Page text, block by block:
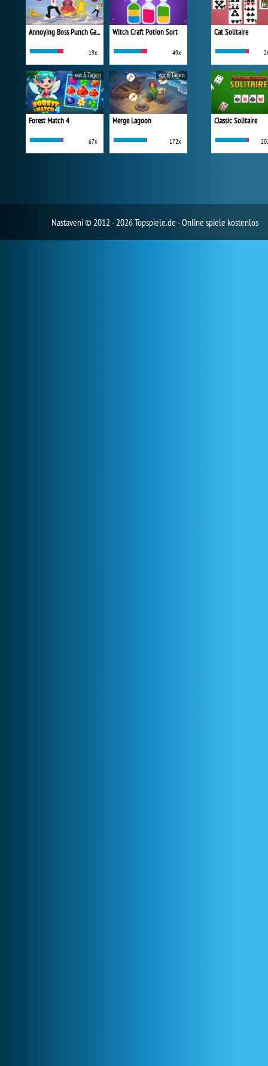
Annoying Boss Punch Game
19x
Witch Craft Potion Sort
49x
Forest Match 4
67x
vor 5 Tagen
Merge Lagoon
172x
vor 6 Tagen
Cat Solitaire
Classic Solitaire
Nastavení© 2012 - 2026 Topspiele.de - Online spiele kostenlos